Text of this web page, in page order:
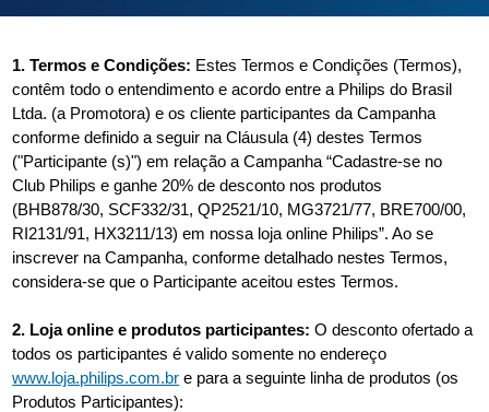
1. Termos e Condições: Estes Termos e Condições (Termos),
contêm todo o entendimento e acordo entre a Philips do Brasil
Ltda. (a Promotora) e os cliente participantes da Campanha
conforme definido a seguir na Cláusula (4) destes Termos
("Participante (s)") em relação a Campanha “Cadastre-se no
Club Philips e ganhe 20% de desconto nos produtos
(BHB878/30, SCF332/31, QP2521/10, MG3721/77, BRE700/00,
RI2131/91, HX3211/13) em nossa loja online Philips”. Ao se
inscrever na Campanha, conforme detalhado nestes Termos,
considera-se que o Participante aceitou estes Termos.
2. Loja online e produtos participantes: O desconto ofertado a
todos os participantes é valido somente no endereço
www.loja.philips.com.br e para a seguinte linha de produtos (os
Produtos Participantes):